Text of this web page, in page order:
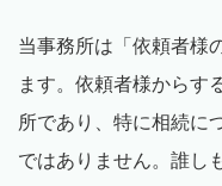
当事務所は「依頼者様
ます。依頼者様からす
所であり、特に相続に
ではありません。誰し